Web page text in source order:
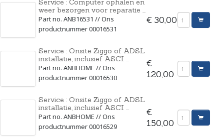
Service : Computer ophalen en
weer bezorgen voor reparatie ...
Part no. ANB16531 // Ons
productnummer 00016531
€ 30,00
Service : Onsite Ziggo of ADSL
installatie, inclusief ASCI ...
Part no. ANBHOME // Ons
productnummer 00016530
€
120,00
Service : Onsite Ziggo of ADSL
installatie, inclusief ASCI ...
Part no. ANBHOME // Ons
productnummer 00016529
€
150,00